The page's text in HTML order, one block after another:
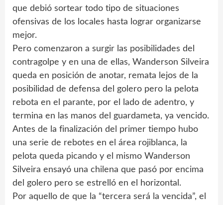
que debió sortear todo tipo de situaciones
ofensivas de los locales hasta lograr organizarse
mejor.
Pero comenzaron a surgir las posibilidades del
contragolpe y en una de ellas, Wanderson Silveira
queda en posición de anotar, remata lejos de la
posibilidad de defensa del golero pero la pelota
rebota en el parante, por el lado de adentro, y
termina en las manos del guardameta, ya vencido.
Antes de la finalización del primer tiempo hubo
una serie de rebotes en el área rojiblanca, la
pelota queda picando y el mismo Wanderson
Silveira ensayó una chilena que pasó por encima
del golero pero se estrelló en el horizontal.
Por aquello de que la “tercera será la vencida”, el